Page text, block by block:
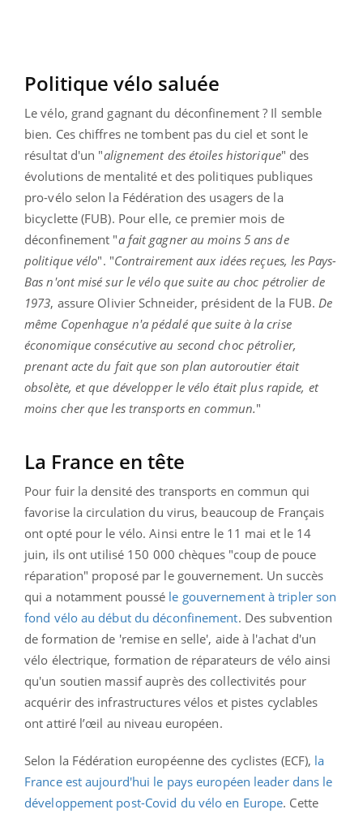
Politique vélo saluée
Le vélo, grand gagnant du déconfinement ? Il semble
bien. Ces chiffres ne tombent pas du ciel et sont le
résultat d'un "alignement des étoiles historique" des
évolutions de mentalité et des politiques publiques
pro-vélo selon la Fédération des usagers de la
bicyclette (FUB). Pour elle, ce premier mois de
déconfinement "a fait gagner au moins 5 ans de
politique vélo". "Contrairement aux idées reçues, les Pays-
Bas n'ont misé sur le vélo que suite au choc pétrolier de
1973, assure Olivier Schneider, président de la FUB.De
même Copenhague n'a pédalé que suite à la crise
économique consécutive au second choc pétrolier,
prenant acte du fait que son plan autoroutier était
obsolète, et que développer le vélo était plus rapide, et
moins cher que les transports en commun."
La France en tête
Pour fuir la densité des transports en commun qui
favorise la circulation du virus, beaucoup de Français
ont opté pour le vélo. Ainsi entre le 11 mai et le 14
juin, ils ont utilisé 150 000 chèques "coup de pouce
réparation" proposé par le gouvernement. Un succès
qui a notamment poussé le gouvernement à tripler son
fond vélo au début du déconfinement. Des subvention
de formation de 'remise en selle', aide à l'achat d'un
vélo électrique, formation de réparateurs de vélo ainsi
qu'un soutien massif auprès des collectivités pour
acquérir des infrastructures vélos et pistes cyclables
ont attiré l’œil au niveau européen.
Selon la Fédération européenne des cyclistes (ECF), la
France est aujourd'hui le pays européen leader dans le
développement post-Covid du vélo en Europe. Cette